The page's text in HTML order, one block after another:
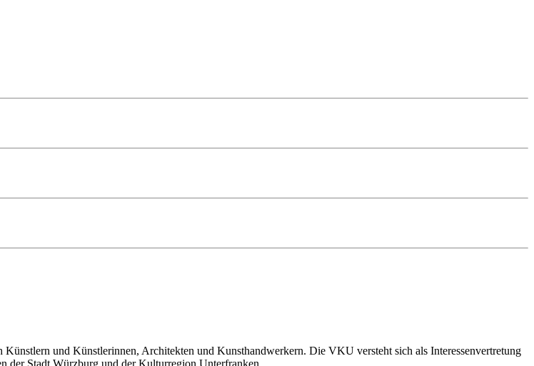
Künstlern und Künstlerinnen, Architekten und Kunsthandwerkern. Die VKU versteht sich als Interessenvertretung